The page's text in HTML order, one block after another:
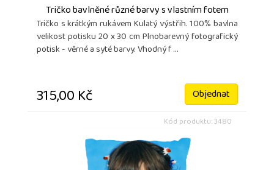
Tričko bavlněné různé barvy s vlastním fotem
Tričko s krátkým rukávem Kulatý výstřih. 100% bavlna
velikost potisku 20 x 30 cm Plnobarevný fotografický
potisk - věrné a syté barvy. Vhodný f ...
315,00 Kč Objednat
Kód produktu: 3480